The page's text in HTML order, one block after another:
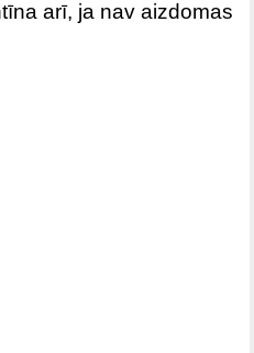
arī, ja nav aizdomas